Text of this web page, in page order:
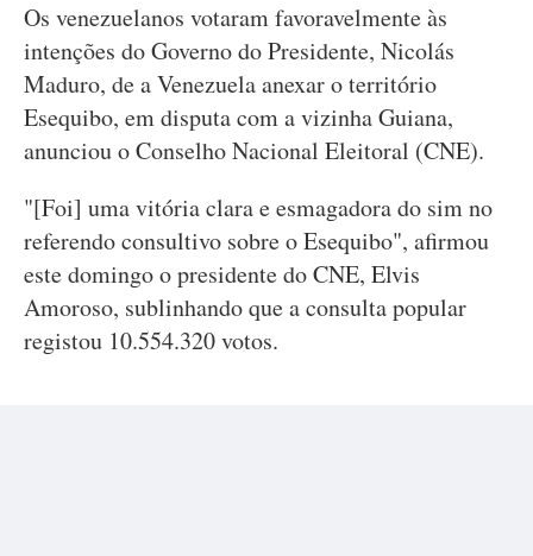
Os venezuelanos votaram favoravelmente às
intenções do Governo do Presidente, Nicolás
Maduro, de a Venezuela anexar o território
Esequibo, em disputa com a vizinha Guiana,
anunciou o Conselho Nacional Eleitoral (CNE).
"[Foi] uma vitória clara e esmagadora do sim no
referendo consultivo sobre o Esequibo", afirmou
este domingo o presidente do CNE, Elvis
Amoroso, sublinhando que a consulta popular
registou 10.554.320 votos.